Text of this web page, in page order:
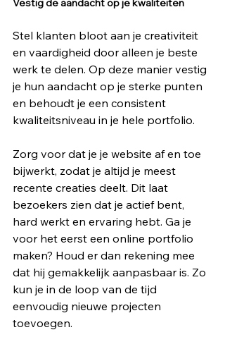
Vestig de aandacht op je kwaliteiten
Stel klanten bloot aan je creativiteit
en vaardigheid door alleen je beste
werk te delen. Op deze manier vestig
je hun aandacht op je sterke punten
en behoudt je een consistent
kwaliteitsniveau in je hele portfolio.
Zorg voor dat je je website af en toe
bijwerkt, zodat je altijd je meest
recente creaties deelt. Dit laat
bezoekers zien dat je actief bent,
hard werkt en ervaring hebt. Ga je
voor het eerst een online portfolio
maken? Houd er dan rekening mee
dat hij gemakkelijk aanpasbaar is. Zo
kun je in de loop van de tijd
eenvoudig nieuwe projecten
toevoegen.